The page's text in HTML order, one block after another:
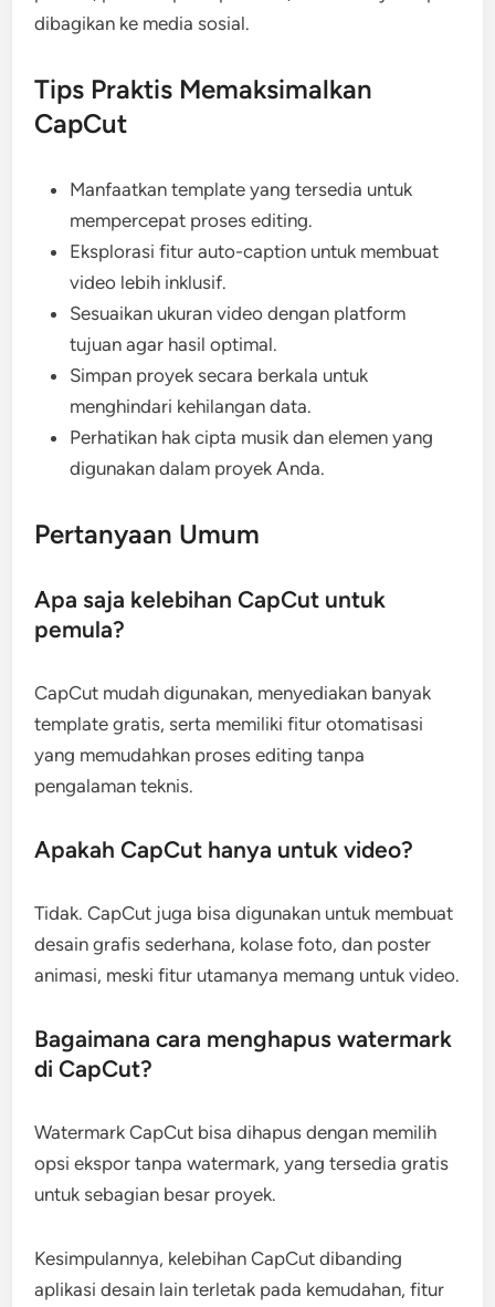
dibagikan ke media sosial.
Tips Praktis Memaksimalkan
CapCut
Manfaatkan template yang tersedia untuk
mempercepat proses editing.
Eksplorasi fitur auto-caption untuk membuat
video lebih inklusif.
Sesuaikan ukuran video dengan platform
tujuan agar hasil optimal.
Simpan proyek secara berkala untuk
menghindari kehilangan data.
Perhatikan hak cipta musik dan elemen yang
digunakan dalam proyek Anda.
Pertanyaan Umum
Apa saja kelebihan CapCut untuk
pemula?
CapCut mudah digunakan, menyediakan banyak
template gratis, serta memiliki fitur otomatisasi
yang memudahkan proses editing tanpa
pengalaman teknis.
Apakah CapCut hanya untuk video?
Tidak. CapCut juga bisa digunakan untuk membuat
desain grafis sederhana, kolase foto, dan poster
animasi, meski fitur utamanya memang untuk video.
Bagaimana cara menghapus watermark
di CapCut?
Watermark CapCut bisa dihapus dengan memilih
opsi ekspor tanpa watermark, yang tersedia gratis
untuk sebagian besar proyek.
Kesimpulannya, kelebihan CapCut dibanding
aplikasi desain lain terletak pada kemudahan, fitur